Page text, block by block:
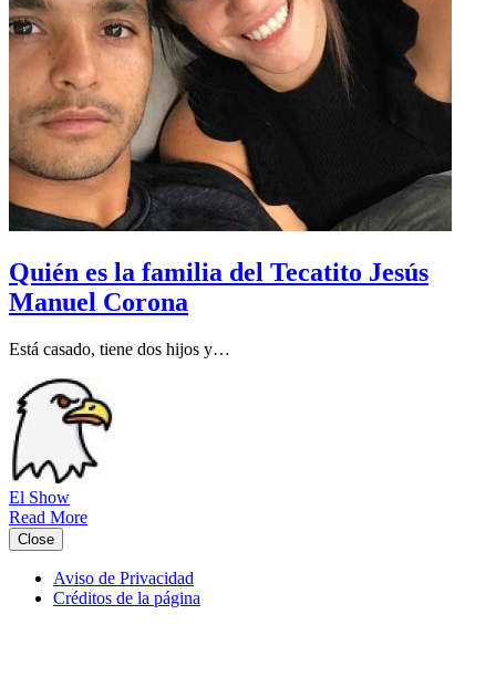
Quién es la familia del Tecatito Jesús
Manuel Corona
Está casado, tiene dos hijos y…
El Show
Read More
Close
Aviso de Privacidad
Créditos de la página